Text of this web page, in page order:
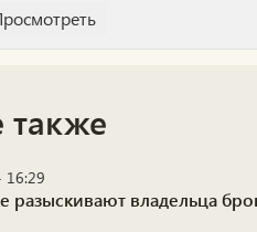
также
16:29
разыскивают владельца